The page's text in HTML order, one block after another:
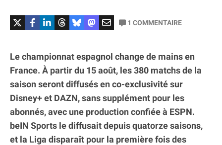
1 COMMENTAIRE
Le championnat espagnol change de mains en
France. À partir du 15 août, les 380 matchs de la
saison seront diffusés en co-exclusivité sur
Disney+ et DAZN, sans supplément pour les
abonnés, avec une production confiée à ESPN.
beIN Sports le diffusait depuis quatorze saisons,
et la Liga disparaît pour la première fois des